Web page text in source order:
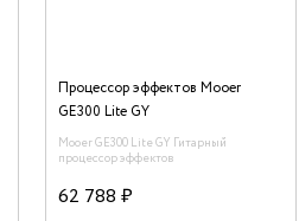
Процессор эффектов Mooer
GE300 Lite GY
Mooer GE300 Lite GY Гитарный
процессор эффектов
62 788 ₽